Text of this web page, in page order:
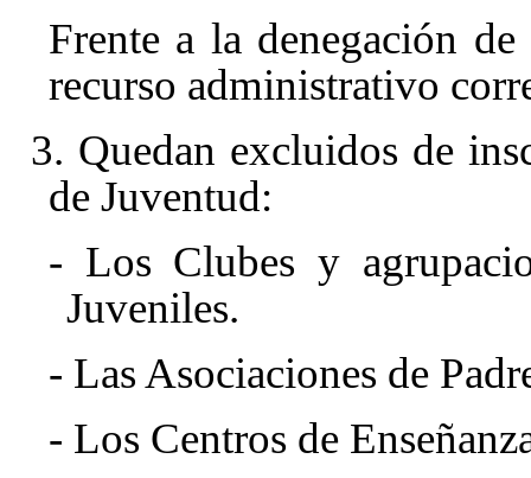
Frente a la denegación
recurso administrativo
3. Quedan excluidos de
de Juventud:
- Los Clubes y
Juveniles.
- Las Asociaciones de
- Los Centros de